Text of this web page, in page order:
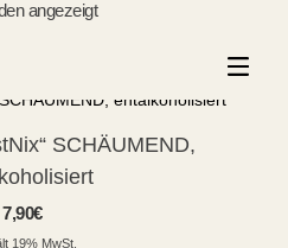
angezeigt
SCHÄUMEND,
7,90€
19% MwSt.